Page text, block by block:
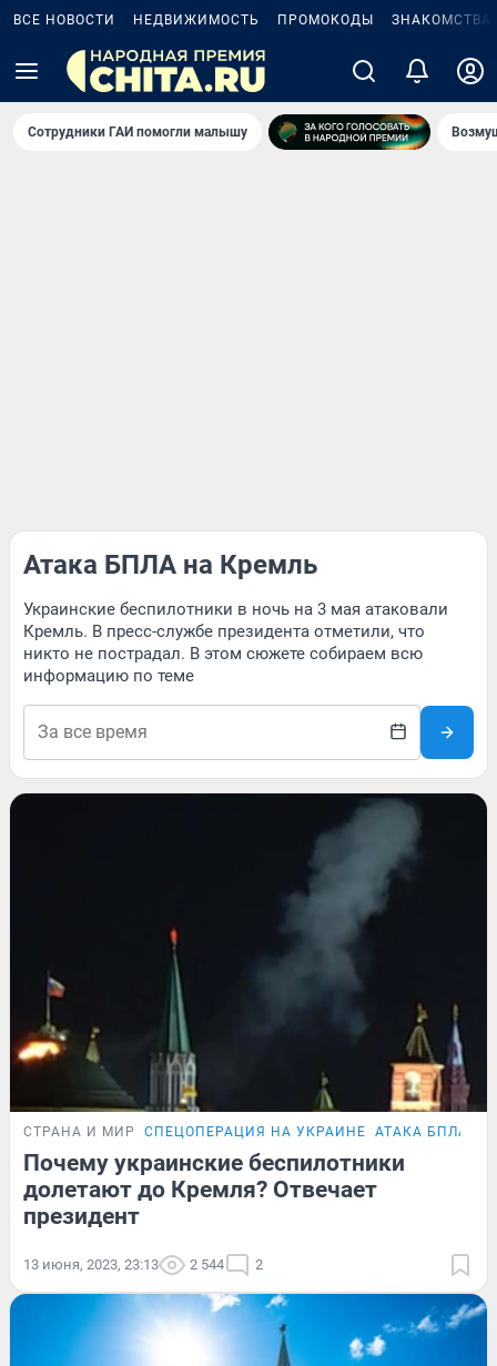
ВСЕ НОВОСТИ НЕДВИЖИМОСТЬ ПРОМОКОДЫ ЗНАКОМСТВА
Сотрудники ГАИ помогли малышу
Атака БПЛА на Кремль
Украинские беспилотники в ночь на 3 мая атаковали
Кремль. В пресс-службе президента отметили, что
никто не пострадал. В этом сюжете собираем всю
информацию по теме
СТРАНА И МИР СПЕЦОПЕРАЦИЯ НА УКРАИНЕ АТАКА БПЛА
Почему украинские беспилотники
долетают до Кремля? Отвечает
президент
13 июня, 2023, 23:13 2 544 2